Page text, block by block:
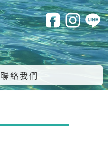
聯絡我們